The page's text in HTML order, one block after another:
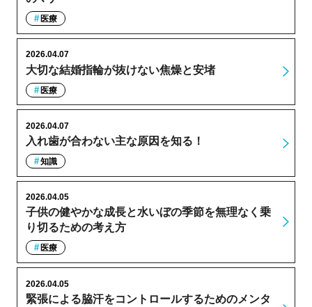
医療
大切な結婚指輪が抜けない焦燥と安堵
2026.04.07
医療
入れ歯が合わない主な原因を知る！
2026.04.07
知識
子供の健やかな成長と水いぼの季節を無理なく乗
り切るための考え方
2026.04.05
医療
緊張による脇汗をコントロールするためのメンタ
2026.04.05